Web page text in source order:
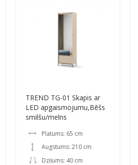
TREND TG-01 Skapis ar
LED apgaismojumu,Bēšs
smilšu/melns
Platums: 65 cm
Augstums: 210 cm
Dziļums: 40 cm